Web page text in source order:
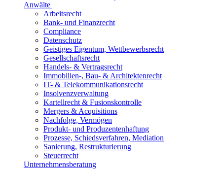
Anwälte
Arbeitsrecht
Bank- und Finanzrecht
Compliance
Datenschutz
Geistiges Eigentum, Wettbewerbsrecht
Gesellschaftsrecht
Handels- & Vertragsrecht
Immobilien-, Bau- & Architektenrecht
IT- & Telekommunikationsrecht
Insolvenzverwaltung
Kartellrecht & Fusionskontrolle
Mergers & Acquisitions
Nachfolge, Vermögen
Produkt- und Produzentenhaftung
Prozesse, Schiedsverfahren, Mediation
Sanierung, Restrukturierung
Steuerrecht
Unternehmensberatung